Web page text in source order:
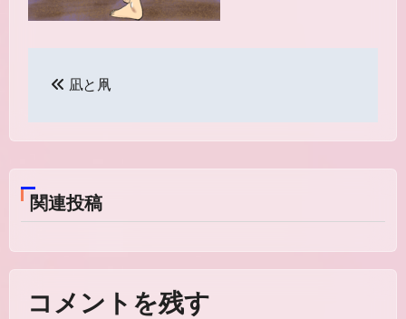
稿
ナ
ビ
ゲ
ー
シ
凪と凧
関連投稿
コメントを残す